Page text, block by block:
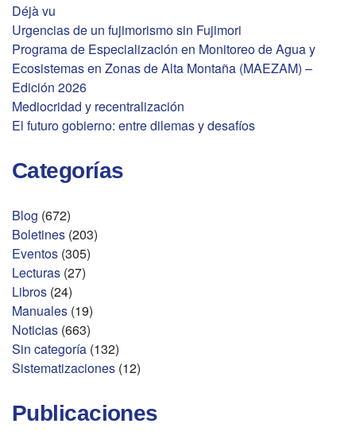
Déjà vu
Urgencias de un fujimorismo sin Fujimori
Programa de Especialización en Monitoreo de Agua y
Ecosistemas en Zonas de Alta Montaña (MAEZAM) –
Edición 2026
Mediocridad y recentralización
El futuro gobierno: entre dilemas y desafíos
Categorías
Blog (672)
Boletines (203)
Eventos (305)
Lecturas (27)
Libros (24)
Manuales (19)
Noticias (663)
Sin categoría (132)
Sistematizaciones (12)
Publicaciones